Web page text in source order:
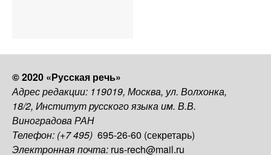
© 2020 «Русская речь»
Адрес редакции: 119019, Москва, ул. Волхонка,
18/2, Институт русского языка им. В.В.
Виноградова РАН
Телефон: (+7 495) 695-26-60 (секретарь)
Электронная почта: rus-rech@mail.ru